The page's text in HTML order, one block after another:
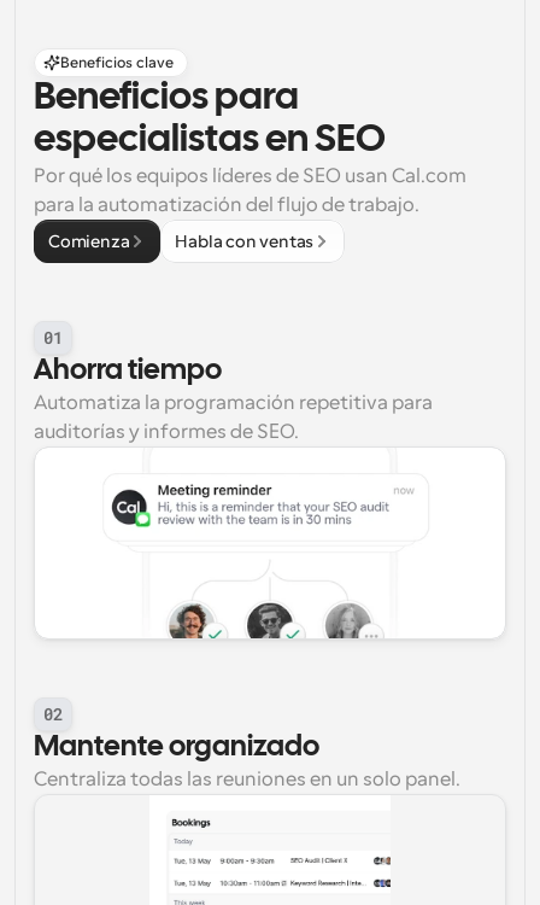
Beneficios clave
Beneficios para
especialistas en SEO
Por qué los equipos líderes de SEO usan Cal.com
para la automatización del flujo de trabajo.
Comienza Habla con ventas
01
Ahorra tiempo
Automatiza la programación repetitiva para
auditorías y informes de SEO.
02
Mantente organizado
Centraliza todas las reuniones en un solo panel.